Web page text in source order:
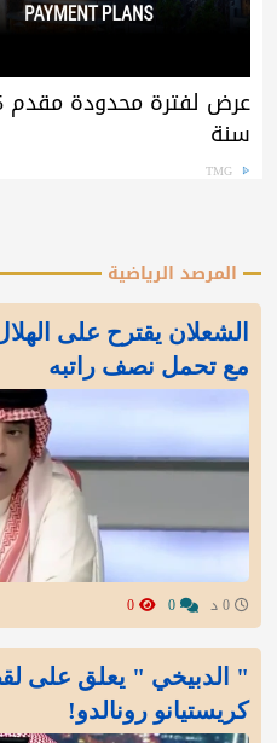
سنة
TMG
المرصد الرياضية
الشعلان يقترح على
مع تحمل نصف راتبه
" الدبيخي " يعلق على
كريستيانو رونالدو!